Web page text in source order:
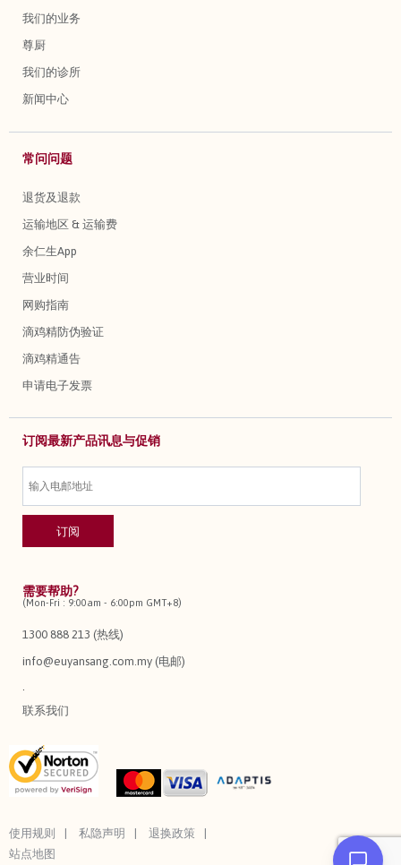
我们的业务
尊厨
我们的诊所
新闻中心
常问问题
退货及退款
运输地区 & 运输费
余仁生App
营业时间
网购指南
滴鸡精防伪验证
滴鸡精通告
申请电子发票
订阅最新产品讯息与促销
需要帮助?
(Mon-Fri : 9:00am - 6:00pm GMT+8)
1300 888 213 (热线)
info@euyansang.com.my (电邮)
联系我们
使用规则 私隐声明
退换政策
站点地图